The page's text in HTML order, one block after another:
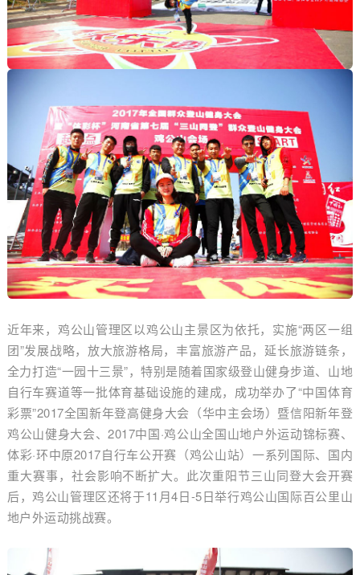
近年来，鸡公山管理区以鸡公山主景区为依托，实施“两区一组
团”发展战略，放大旅游格局，丰富旅游产品，延长旅游链条，
全力打造“一园十三景”，特别是随着国家级登山健身步道、山地
自行车赛道等一批体育基础设施的建成，成功举办了“中国体育
彩票”2017全国新年登高健身大会（华中主会场）暨信阳新年登
鸡公山健身大会、2017中国·鸡公山全国山地户外运动锦标赛、
体彩·环中原2017自行车公开赛（鸡公山站）一系列国际、国内
重大赛事，社会影响不断扩大。此次重阳节三山同登大会开赛
后，鸡公山管理区还将于11月4日-5日举行鸡公山国际百公里山
地户外运动挑战赛。